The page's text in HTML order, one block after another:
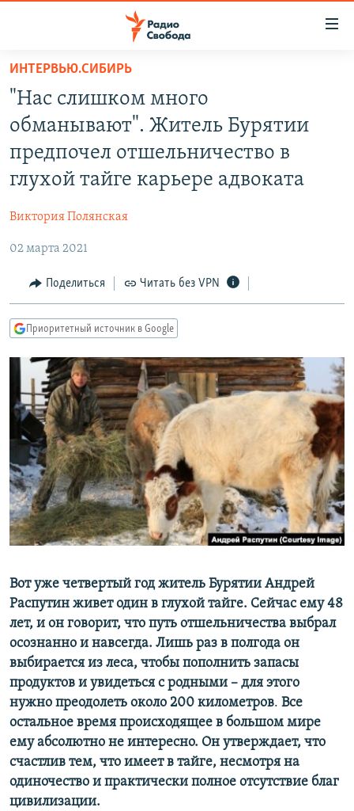
упрощенного
доступа
Вернуться
основному
содержанию
Вернутся
навигации
Вернутся
поиску
ПРОГРАММЫ
ПОДКАСТЫ
ЦИТАТЫ СВОБОДЫ
КУЛЬТУРА
IDEL.РЕАЛИИ
КАВКАЗ.РЕАЛИИ
СИБИРЬ.РЕАЛИИ
РАСПИСАНИЕ ВЕЩАНИЯ
ПОДПИШИТЕСЬ НА РАССЫЛКУ
СОЦИАЛЬНЫЕ СЕТИ
Все сайты РСЕ/РС
ИНТЕРВЬЮ.СИБИРЬ
"Нас слишком много
обманывают". Житель Бурятии
предпочел отшельничество в
глухой тайге карьере адвоката
Виктория Полянская
02 марта 2021
Поделиться Читать без VPN
Приоритетный источник в Google
Вот уже четвертый год житель Бурятии Андрей
Распутин живет один в глухой тайге. Сейчас ему 48
лет, и он говорит, что путь отшельничества выбрал
осознанно и навсегда. Лишь раз в полгода он
выбирается из леса, чтобы пополнить запасы
продуктов и увидеться с родными – для этого
нужно преодолеть около 200 километров. Все
остальное время происходящее в большом мире
ему абсолютно не интересно. Он утверждает, что
счастлив тем, что имеет в тайге, несмотря на
одиночество и практически полное отсутствие благ
цивилизации.